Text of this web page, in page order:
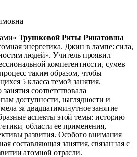
Трушковой Риты Ринатовны
энергетика. Джин в лампе: сила,
людей». Учитель проявил
компетентности, сумев
таким образом, чтобы
5 класса темой занятия.
соответствовала
доступности, наглядности и
за двадцатиминутное занятие
аспекты этой темы: историю
области ее применения,
развития. Особого внимания
составляющая занятия, связанная с
атомной отрасли.